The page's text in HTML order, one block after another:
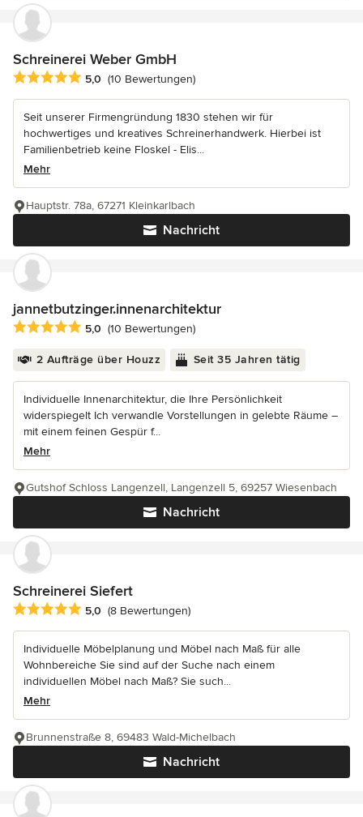
Schreinerei Weber GmbH
Durchschnittliche Bewertung: 5 von 5 Sternen
5,0 (10 Bewertungen)
Seit unserer Firmengründung 1830 stehen wir für
hochwertiges und kreatives Schreinerhandwerk. Hierbei ist
Familienbetrieb keine Floskel - Elis...
Mehr
Nachricht
Hauptstr. 78a, 67271 Kleinkarlbach
jannetbutzinger.innenarchitektur
Durchschnittliche Bewertung: 5 von 5 Sternen
5,0 (10 Bewertungen)
2 Aufträge über Houzz Seit 35 Jahren tätig
Individuelle Innenarchitektur, die Ihre Persönlichkeit
widerspiegelt Ich verwandle Vorstellungen in gelebte Räume –
mit einem feinen Gespür f...
Mehr
Nachricht
Gutshof Schloss Langenzell, Langenzell 5, 69257 Wiesenbach
Schreinerei Siefert
Durchschnittliche Bewertung: 5 von 5 Sternen
5,0 (8 Bewertungen)
Individuelle Möbelplanung und Möbel nach Maß für alle
Wohnbereiche Sie sind auf der Suche nach einem
individuellen Möbel nach Maß? Sie such...
Mehr
Nachricht
Brunnenstraße 8, 69483 Wald-Michelbach